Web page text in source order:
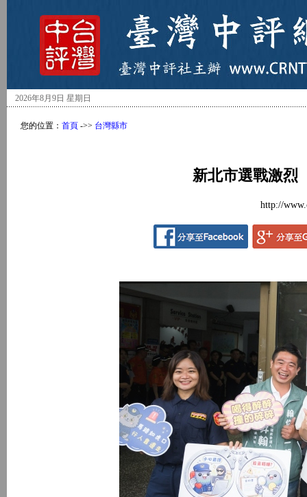
2026年8月9日 星期日
您的位置： 首頁 ->> 台灣縣市
新北市選戰激
http://